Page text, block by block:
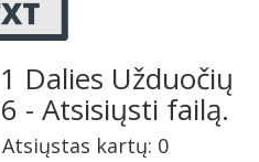
Dalies Užduočių
- Atsisiųsti failą.
Atsiųstas kartų: 0